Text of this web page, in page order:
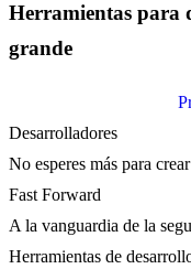
Herramientas para
grande
Desarrolladores
No esperes más para
Fast Forward
A la vanguardia de la
Herramientas de